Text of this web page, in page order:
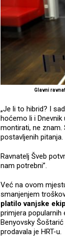
Glavni
„Je li to hibrid? I
hoćemo li i
montirati, ne znam.
postavljenih pitanja.
Ravnatelj Šveb
nam potrebni”.
Već na ovom
smanjenjem
platilo vanjske
primjera popularnih
Benyovsky
prodavala je HRT-u.